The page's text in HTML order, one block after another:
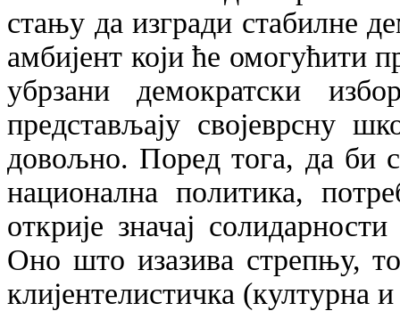
стању да изгради стабилне
амбијент који ће омогућити
убрзани демократски
представљају својеврсну
довољно. Поред тога, да би
национална политика,
открије значај
Оно што изазива стрепњу,
клијентелистичка (културна